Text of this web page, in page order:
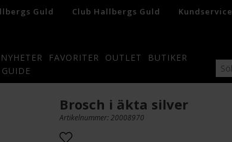
Guld Club Hallbergs Guld Kundservice
NYHETER FAVORITER OUTLET
BUTIKER
Brosch i äkta silver
Artikelnummer: 20008970